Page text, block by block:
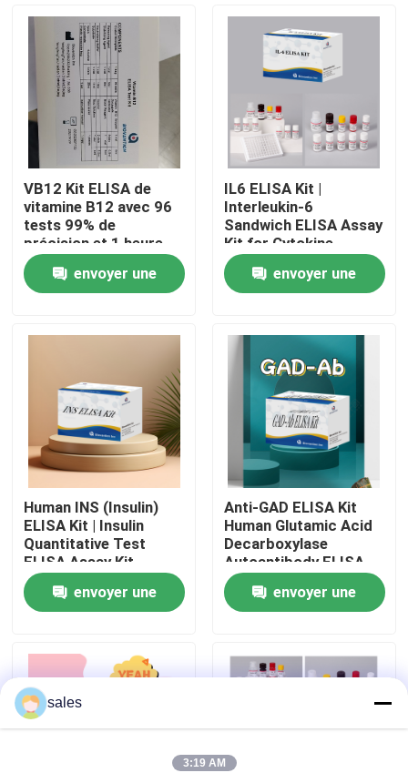
Maison
Visite de l'usine
Contrôle qualité
Contactez-nous
Nouvelles
Cas
VR Show
VB12 Kit ELISA de
vitamine B12 avec 96
tests 99% de
précision et 1 heure
de temps d'essai pour
la recherche sur la
carence en vitamines
envoyer une
IL6 ELISA Kit |
Interleukin-6
Sandwich ELISA Assay
Kit for Cytokine
Quantitative Detection
in Biological Samples,
Serum, Plasma, Cell
envoyer une
Human INS (Insulin)
ELISA Kit | Insulin
Quantitative Test
ELISA Assay Kit,
Sandwich ELISA For
Serum Plasma 96
Tests Laboratory
envoyer une
Anti-GAD ELISA Kit
Human Glutamic Acid
Decarboxylase
Autoantibody ELISA
KiT GAD-Ab / GAD65
Autoantibody Enzyme
Linked
Test Kit
envoyer une
sales
3:19 AM